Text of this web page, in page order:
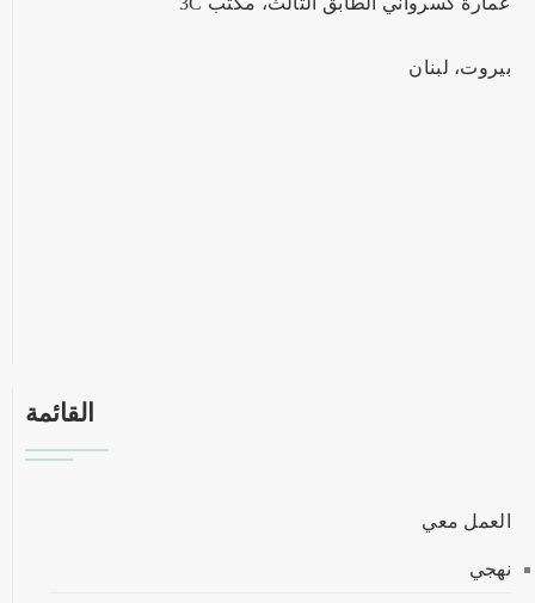
بيروت، لبنان
القائمة
العمل معي
نهجي